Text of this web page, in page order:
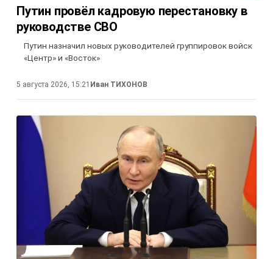
Путин провёл кадровую перестановку в
руководстве СВО
Путин назначил новых руководителей группировок войск
«Центр» и «Восток»
5 августа 2026, 15:21 Иван ТИХОНОВ